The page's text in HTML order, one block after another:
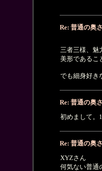
Re: 普通の奥
三者三様、魅
美形であるこ
でも細身好き
Re: 普通の奥
初めまして。
Re: 普通の奥
XYZさん
何気ない普通